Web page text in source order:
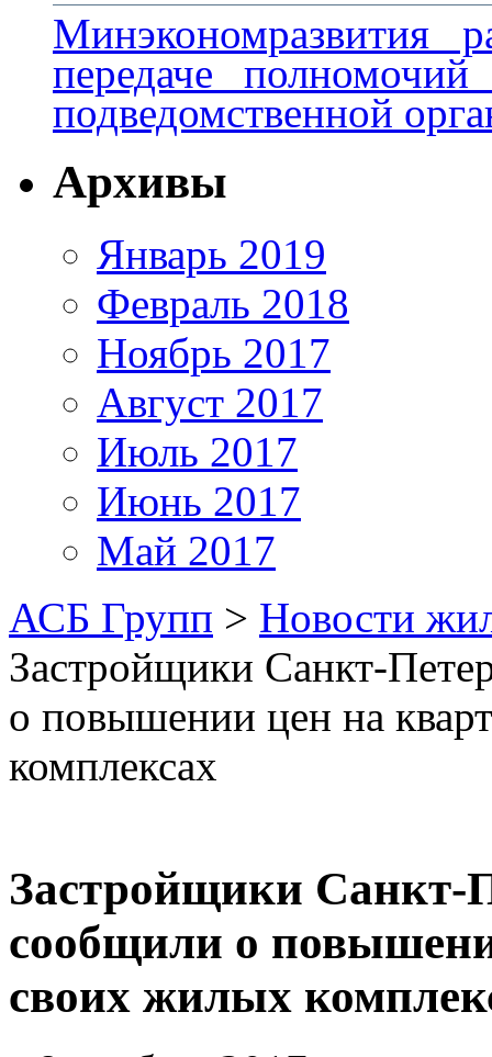
Минэкономразвития
передаче
подведомственной
Архивы
Январь 2019
Февраль 2018
Ноябрь 2017
Август 2017
Июль 2017
Июнь 2017
Май 2017
АСБ Групп > Новости
Застройщики Санкт-
о повышении цен на
комплексах
Застройщики Санкт-
сообщили о
своих жилых